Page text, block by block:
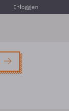
Inloggen